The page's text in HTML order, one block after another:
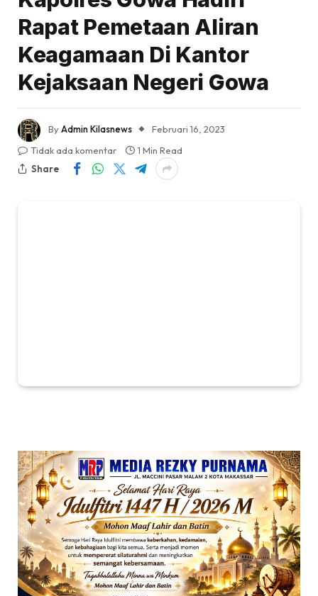
Rapat Pemetaan Aliran
Keagamaan Di Kantor
Kejaksaan Negeri Gowa
ByAdmin Kilasnews
Februari 16, 2023
Tidak ada komentar
1 Min Read
Share